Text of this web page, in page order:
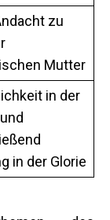
zu
Mutter
in der
in der Glorie